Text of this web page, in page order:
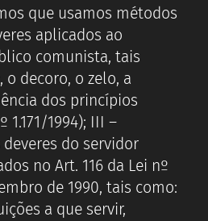
que usamos métodos
aplicados ao
comunista, tais
o decoro, o zelo, a
dos princípios
1.171/1994); III –
do servidor
no Art. 116 da Lei nº
de 1990, tais como:
a que servir,